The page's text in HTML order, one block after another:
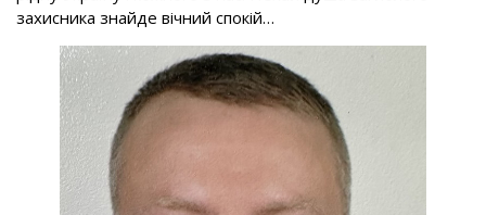
захисника знайде вічний спокій…